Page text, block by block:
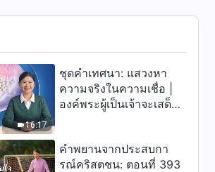
วจนะของพระเจ้าถึงทั้งจักรวาล:
บทที่ 37"
พระวจนะของพระเจ้า | "พระ
วจนะของพระเจ้าถึงทั้งจักรวาล:
บทที่ 39"
16:17
ชุดคำเทศนา: แสวงหา
ความจริงในความเชื่อ |
องค์พระผู้เป็นเจ้าจะเสด็จ
คำพยานจากประสบกา
รณ์คริสตชน: ตอนที่ 393